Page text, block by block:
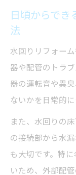
日頃からでき
法
水回りリフォー
器や配管のトラ
器の運転音や異
ないかを日常的
また、水回りの
の接続部から水
も大切です。特
いため、外部配